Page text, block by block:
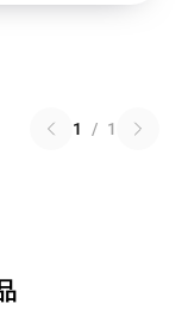
1 / 1